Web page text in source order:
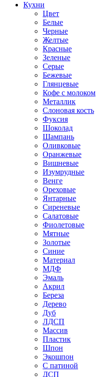
Кухни
Цвет
Белые
Черные
Желтые
Красные
Зеленые
Серые
Бежевые
Глянцевые
Кофе с молоком
Металлик
Слоновая кость
Фуксия
Шоколад
Шампань
Оливковые
Оранжевые
Вишневые
Изумрудные
Венге
Ореховые
Янтарные
Сиреневые
Салатовые
Фиолетовые
Мятные
Золотые
Синие
Материал
МДФ
Эмаль
Акрил
Береза
Дерево
Дуб
ЛДСП
Массив
Пластик
Шпон
Экошпон
С патиной
ДСП